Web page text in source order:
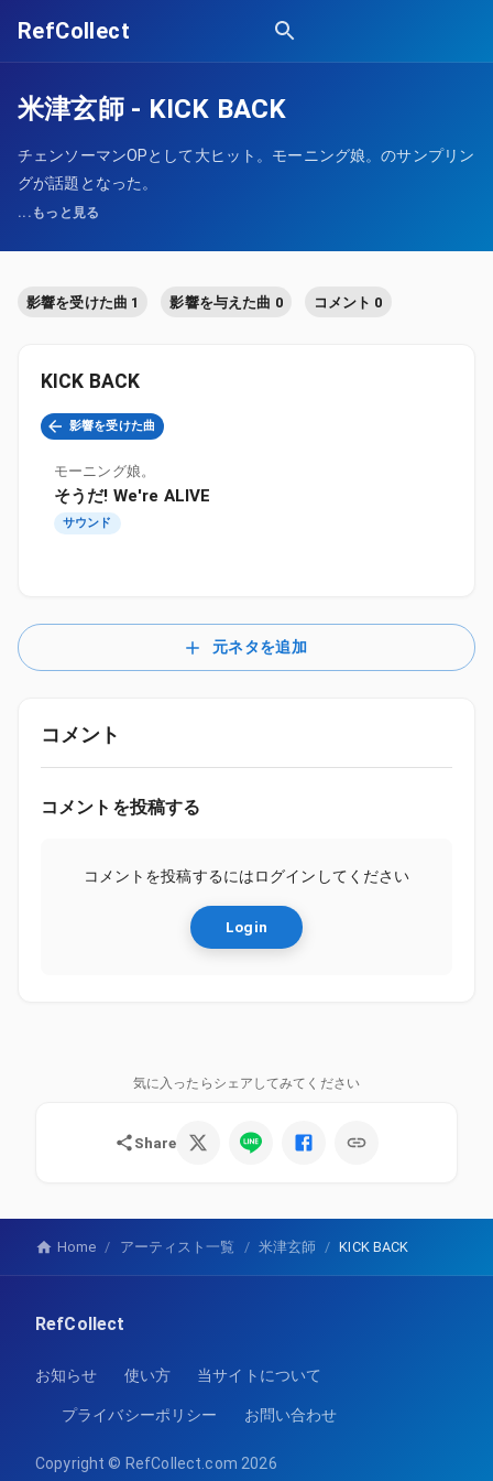
RefCollect
米津玄師- KICK BACK
チェンソーマンOPとして大ヒット。モーニング娘。のサンプリン
グが話題となった。
...もっと見る
影響を受けた曲 1 影響を与えた曲 0 コメント 0
KICK BACK
影響を受けた曲
モーニング娘。
そうだ! We're ALIVE
サウンド
元ネタを追加
コメント
コメントを投稿する
コメントを投稿するにはログインしてください
Login
気に入ったらシェアしてみてください
Share
Home / アーティスト一覧 / 米津玄師 / KICK BACK
RefCollect
お知らせ 使い方 当サイトについて
プライバシーポリシー お問い合わせ
Copyright © RefCollect.com 2026